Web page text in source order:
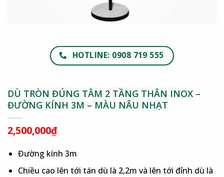
HOTLINE: 0908 719 555
DÙ TRÒN ĐÚNG TÂM 2 TẦNG THÂN INOX –
ĐƯỜNG KÍNH 3M – MÀU NÂU NHẠT
2,500,000₫
Đường kính 3m
Chiều cao lên tới tán dù là 2,2m và lên tới đỉnh dù là